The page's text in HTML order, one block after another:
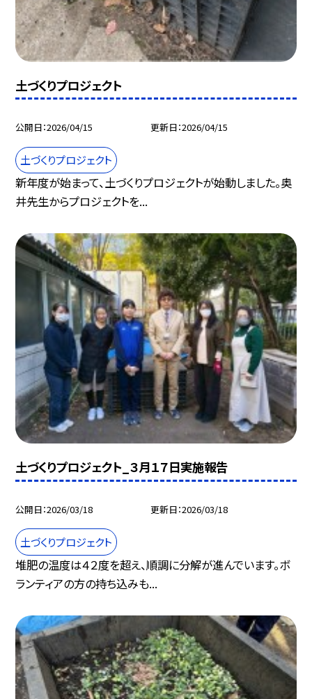
土づくりプロジェクト
公開日 2026/04/15 更新日 2026/04/15
土づくりプロジェクト
新年度が始まって、土づくりプロジェクトが始動しました。奥
井先生からプロジェクトを...
土づくりプロジェクト_３月１７日実施報告
公開日 2026/03/18 更新日 2026/03/18
土づくりプロジェクト
堆肥の温度は４２度を超え、順調に分解が進んでいます。ボ
ランティアの方の持ち込みも...